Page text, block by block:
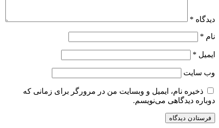
دیدگاه *
نام *
ایمیل *
وب‌ سایت
ذخیره نام، ایمیل و وبسایت من در مرورگر برای زمانی که
دوباره دیدگاهی می‌نویسم.